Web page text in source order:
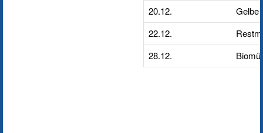
20.12.
Gelbe
22.12.
28.12.